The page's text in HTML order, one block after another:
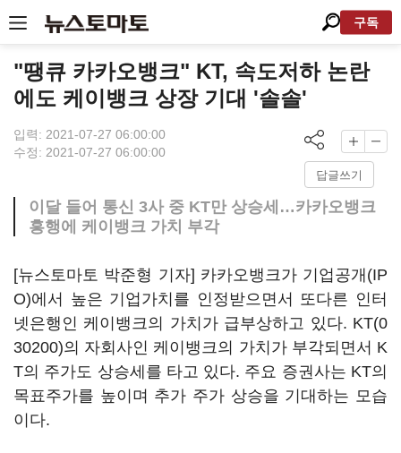
구독
"땡큐 카카오뱅크" KT, 속도저하 논란
에도 케이뱅크 상장 기대 '솔솔'
입력: 2021-07-27 06:00:00
수정: 2021-07-27 06:00:00
답글쓰기
이달 들어 통신 3사 중 KT만 상승세…카카오뱅크
흥행에 케이뱅크 가치 부각
[뉴스토마토 박준형 기자] 카카오뱅크가 기업공개(IP
O)에서 높은 기업가치를 인정받으면서 또다른 인터
넷은행인 케이뱅크의 가치가 급부상하고 있다. KT(0
30200)의 자회사인 케이뱅크의 가치가 부각되면서 K
T의 주가도 상승세를 타고 있다. 주요 증권사는 KT의
목표주가를 높이며 추가 주가 상승을 기대하는 모습
이다.